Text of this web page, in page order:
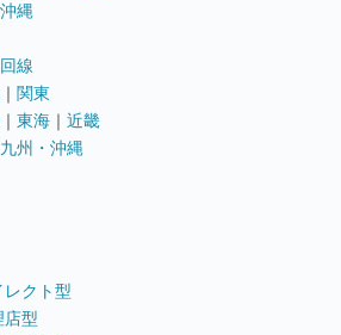
縄
線
｜ 関東
｜ 東海 ｜ 近畿
九州・沖縄
レクト型
店型